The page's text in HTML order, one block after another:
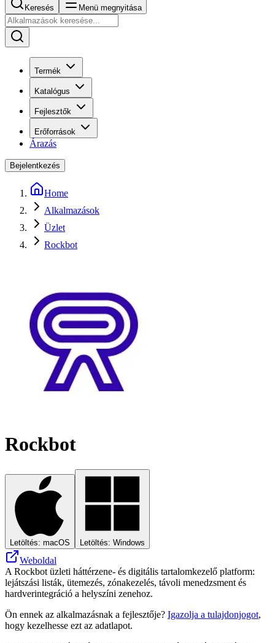
Keresés Menü megnyitása
Termék
Katalógus
Fejlesztők
Erőforrások
Árazás
Bejelentkezés
Home
Alkalmazások
Üzlet
Rockbot
Rockbot
Letöltés: macOS Letöltés: Windows
Weboldal
A Rockbot üzleti háttérzene- és digitális tartalomkezelő platform:
lejátszási listák, ütemezés, zónakezelés, távoli menedzsment és
hardverintegráció a helyszíni zenehoz.
Ön ennek az alkalmazásnak a fejlesztője? Igazolja a tulajdonjogot,
hogy kezelhesse ezt az adatlapot.